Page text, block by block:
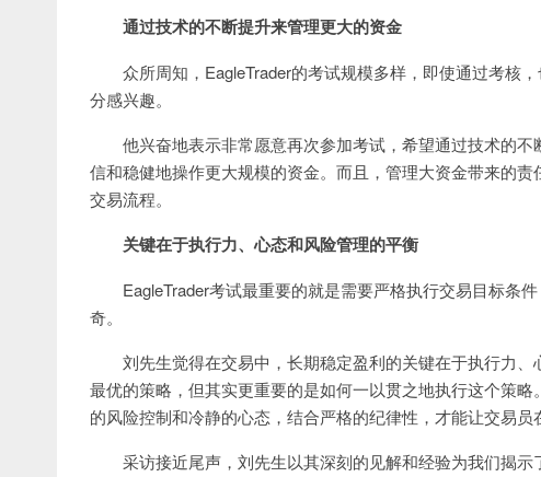
通过技术的不断提升来管理更大的资金
众所周知，EagleTrader的考试规模多样，即使通过考核
分感兴趣。
他兴奋地表示非常愿意再次参加考试，希望通过技术的
信和稳健地操作更大规模的资金。而且，管理大资金带来的
交易流程。
关键在于执行力、心态和风险管理的平衡
EagleTrader考试最重要的就是需要严格执行交易目标条
奇。
刘先生觉得在交易中，长期稳定盈利的关键在于执行力
最优的策略，但其实更重要的是如何一以贯之地执行这个策
的风险控制和冷静的心态，结合严格的纪律性，才能让交易员
采访接近尾声，刘先生以其深刻的见解和经验为我们揭